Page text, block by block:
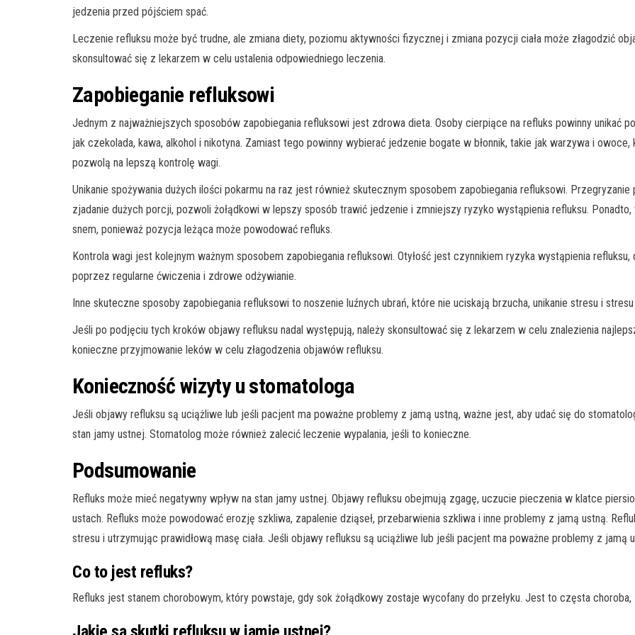
jedzenia przed pójściem spać.
Leczenie refluksu może być trudne, ale zmiana diety, poziomu aktywności fizycznej i zmiana pozycji ciała może złagodzić
skonsultować się z lekarzem w celu ustalenia odpowiedniego leczenia.
Zapobieganie refluksowi
Jednym z najważniejszych sposobów zapobiegania refluksowi jest zdrowa dieta. Osoby cierpiące na refluks powinny unikać
jak czekolada, kawa, alkohol i nikotyna. Zamiast tego powinny wybierać jedzenie bogate w błonnik, takie jak warzywa i
pozwolą na lepszą kontrolę wagi.
Unikanie spożywania dużych ilości pokarmu na raz jest również skutecznym sposobem zapobiegania refluksowi.
zjadanie dużych porcji, pozwoli żołądkowi w lepszy sposób trawić jedzenie i zmniejszy ryzyko wystąpienia refluksu.
snem, ponieważ pozycja leżąca może powodować refluks.
Kontrola wagi jest kolejnym ważnym sposobem zapobiegania refluksowi. Otyłość jest czynnikiem ryzyka wystąpienia
poprzez regularne ćwiczenia i zdrowe odżywianie.
Inne skuteczne sposoby zapobiegania refluksowi to noszenie luźnych ubrań, które nie uciskają brzucha, unikanie stresu i
Jeśli po podjęciu tych kroków objawy refluksu nadal występują, należy skonsultować się z lekarzem w celu znalezienia
konieczne przyjmowanie leków w celu złagodzenia objawów refluksu.
Konieczność wizyty u stomatologa
Jeśli objawy refluksu są uciążliwe lub jeśli pacjent ma poważne problemy z jamą ustną, ważne jest, aby udać się do
stan jamy ustnej. Stomatolog może również zalecić leczenie wypalania, jeśli to konieczne.
Podsumowanie
Refluks może mieć negatywny wpływ na stan jamy ustnej. Objawy refluksu obejmują zgagę, uczucie pieczenia w klatce
ustach. Refluks może powodować erozję szkliwa, zapalenie dziąseł, przebarwienia szkliwa i inne problemy z jamą ustną.
stresu i utrzymując prawidłową masę ciała. Jeśli objawy refluksu są uciążliwe lub jeśli pacjent ma poważne problemy z jamą
Co to jest refluks?
Refluks jest stanem chorobowym, który powstaje, gdy sok żołądkowy zostaje wycofany do przełyku. Jest to częsta choroba,